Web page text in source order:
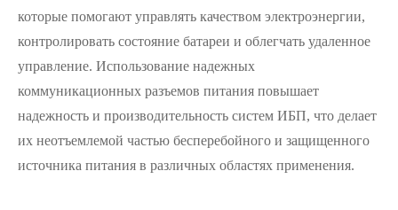
которые помогают управлять качеством электроэнергии,
контролировать состояние батареи и облегчать удаленное
управление. Использование надежных
коммуникационных разъемов питания повышает
надежность и производительность систем ИБП, что делает
их неотъемлемой частью бесперебойного и защищенного
источника питания в различных областях применения.